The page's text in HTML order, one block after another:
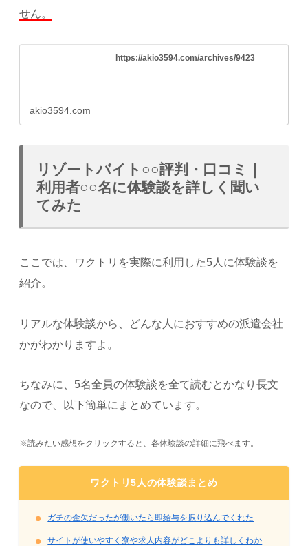
せん。
https://akio3594.com/archives/9423
akio3594.com
リゾートバイト○○評判・口コミ｜
利用者○○名に体験談を詳しく聞い
てみた
ここでは、ワクトリを実際に利用した5人に体験談を
紹介。
リアルな体験談から、どんな人におすすめの派遣会社
かがわかりますよ。
ちなみに、5名全員の体験談を全て読むとかなり長文
なので、以下簡単にまとめています。
※読みたい感想をクリックすると、各体験談の詳細に飛べます。
ワクトリ5人の体験談まとめ
ガチの金欠だったが働いたら即給与を振り込んでくれた
サイトが使いやすく寮や求人内容がどこよりも詳しくわか